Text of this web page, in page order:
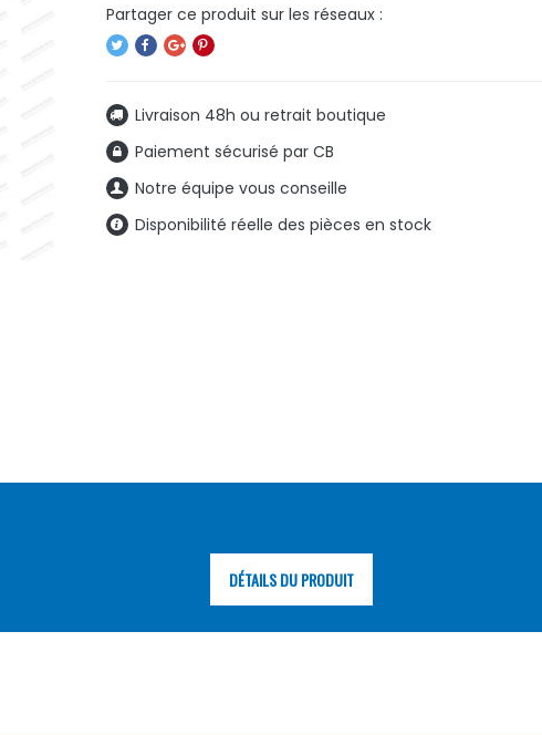
Livraison 48h ou retrait boutique
Paiement sécurisé par CB
Notre équipe vous conseille
Disponibilité réelle des pièces en stock
DÉTAILS DU PRODUIT